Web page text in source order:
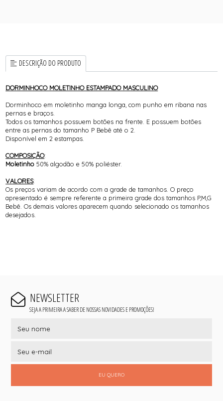
DESCRIÇÃO DO PRODUTO
DORMINHOCO MOLETINHO ESTAMPADO MASCULINO
Dorminhoco em moletinho manga longa, com punho em ribana nas
pernas e braços.
Todos os tamanhos possuem botões na frente. E possuem botões
entre as pernas do tamanho P Bebê até o 2.
Disponível em 2 estampas.
COMPOSIÇÃO:
Moletinho 50% algodão e 50% poliéster.
VALORES:
Os preços variam de acordo com a grade de tamanhos. O preço
apresentado é sempre referente a primeira grade dos tamanhos P,M,G
Bebê. Os demais valores aparecem quando selecionado os tamanhos
desejados.
NEWSLETTER
SEJA A PRIMEIRA A SABER DE NOSSAS NOVIDADES E PROMOÇÕES!
EU QUERO